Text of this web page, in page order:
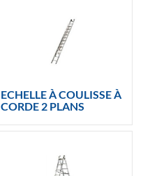
ECHELLE À COULISSE À
CORDE 2 PLANS